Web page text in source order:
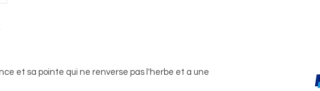
et sa pointe qui ne renverse pas l'herbe et a une